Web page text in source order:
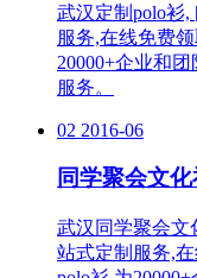
武汉定制polo衫,
服务,在线免费
20000+企业和
服务。
02 2016-06
同学聚会文
武汉同学聚会文
站式定制服务,